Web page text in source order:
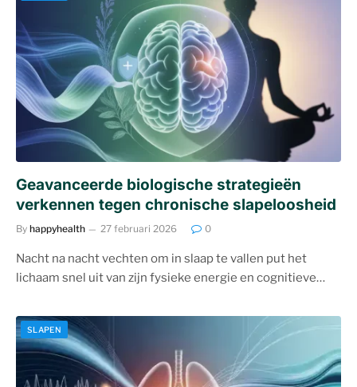
Geavanceerde biologische strategieën
verkennen tegen chronische slapeloosheid
By happyhealth 27 februari 2026 0
Nacht na nacht vechten om in slaap te vallen put het
lichaam snel uit van zijn fysieke energie en cognitieve…
SLAPEN